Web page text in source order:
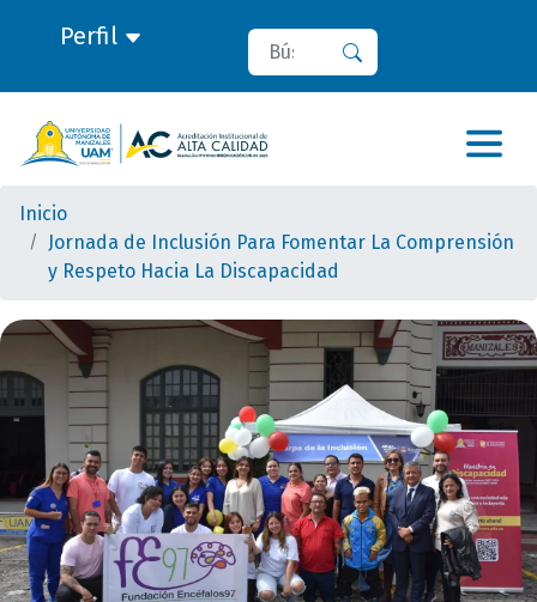
Perfil Buscar
Inicio
Jornada de Inclusión Para Fomentar La Comprensión
y Respeto Hacia La Discapacidad